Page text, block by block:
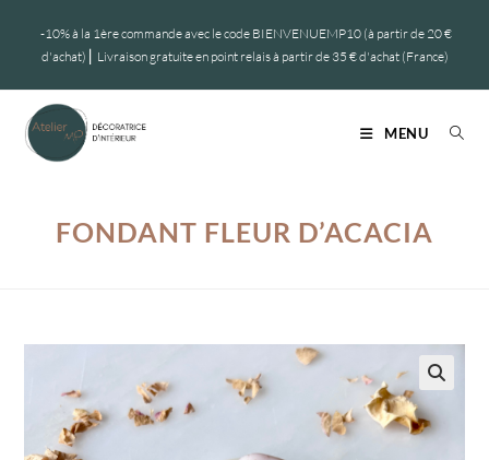
-10% à la 1ère commande avec le code BIENVENUEMP10 (à partir de 20 €
d'achat) ⎜ Livraison gratuite en point relais à partir de 35 € d'achat (France)
MENU
FONDANT FLEUR D’ACACIA
🔍